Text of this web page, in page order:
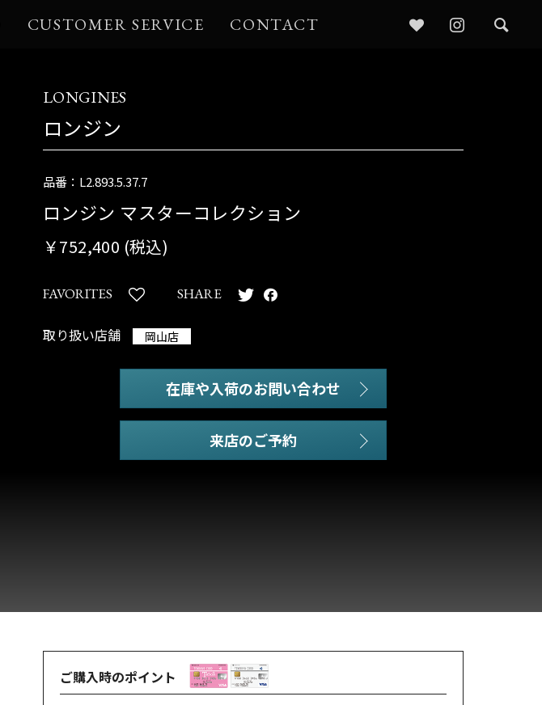
CUSTOMER SERVICE CONTACT
LONGINES
ロンジン
品番：L2.893.5.37.7
ロンジン マスターコレクション
￥752,400 (税込)
FAVORITES SHARE
取り扱い店舗 岡山店
在庫や入荷のお問い合わせ
ご購入時のポイント